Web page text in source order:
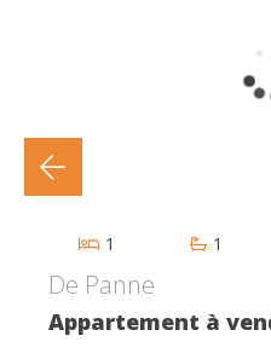
1 1
De Panne
Appartement à